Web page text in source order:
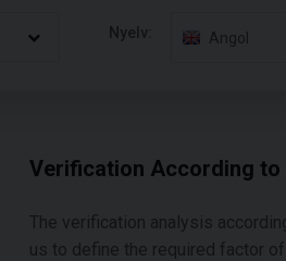
Nyelv: Angol
Verification According to
The verification analysis
us to define the required factor